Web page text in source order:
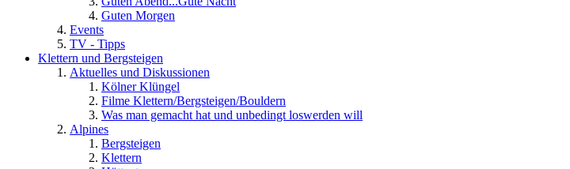
Guten Morgen
Events
TV - Tipps
Klettern und Bergsteigen
Aktuelles und Diskussionen
Kölner Klüngel
Filme Klettern/Bergsteigen/Bouldern
Was man gemacht hat und unbedingt loswerden will
Alpines
Bergsteigen
Klettern